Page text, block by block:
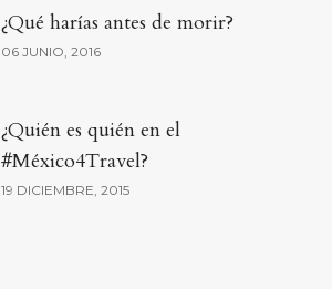
¿Qué harías antes de morir?
06 JUNIO, 2016
¿Quién es quién en el
#México4Travel?
19 DICIEMBRE, 2015